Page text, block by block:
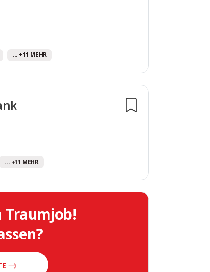
... +11 MEHR
... +11 MEHR
Traumjob!